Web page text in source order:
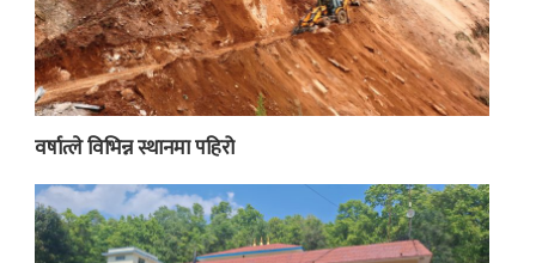
वर्षात्ले विभिन्न स्थानमा पहिरो